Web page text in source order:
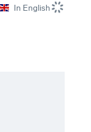
In English